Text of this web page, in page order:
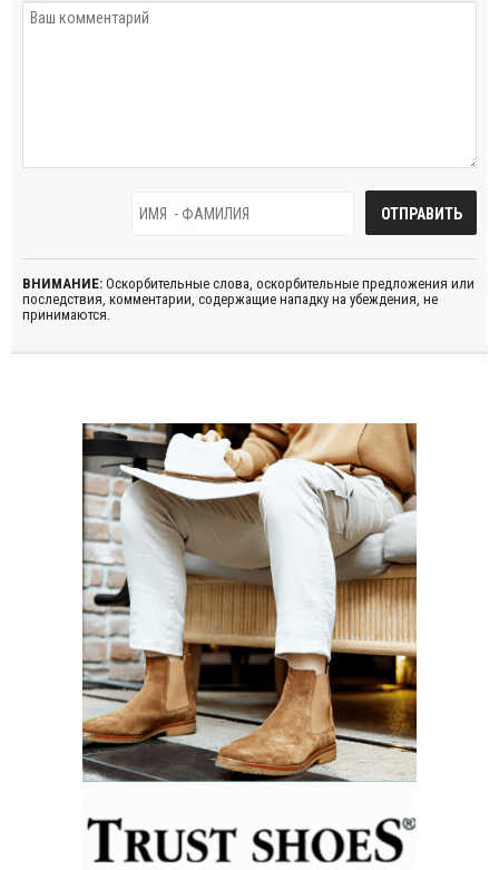
ВНИМАНИЕ: Оскорбительные слова, оскорбительные предложения или
последствия, комментарии, содержащие нападку на убеждения, не
принимаются.